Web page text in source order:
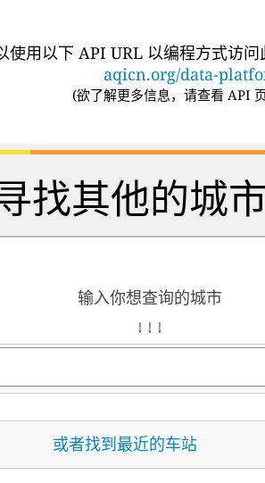
使用以下 API URL 以编程方式访问
aqicn.org/data-
(欲了解更多信息，请查看 API 页
找其他的城市
输入你想查询的城市
↓ ↓ ↓
或者找到最近的车站